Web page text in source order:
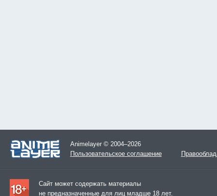
Animelayer © 2004–2026
Пользовательское соглашение
Сайт может содержать материалы
не предназначенные для лиц младше 18 лет.